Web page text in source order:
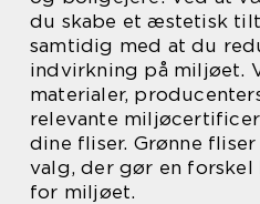
du skabe et æstetisk
samtidig med at du
indvirkning på miljøet.
materialer,
relevante
dine fliser. Grønne
valg, der gør en
for miljøet.